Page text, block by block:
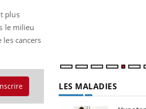
plus
le milieu
cancers
LES MALADIES